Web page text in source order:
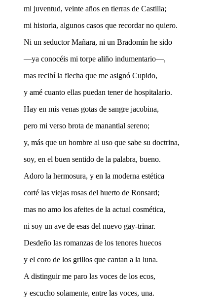
mi juventud, veinte años en tierras de Castilla;
mi historia, algunos casos que recordar no quiero.
Ni un seductor Mañara, ni un Bradomín he sido
—ya conocéis mi torpe aliño indumentario—,
mas recibí la flecha que me asignó Cupido,
y amé cuanto ellas puedan tener de hospitalario.
Hay en mis venas gotas de sangre jacobina,
pero mi verso brota de manantial sereno;
y, más que un hombre al uso que sabe su doctrina,
soy, en el buen sentido de la palabra, bueno.
Adoro la hermosura, y en la moderna estética
corté las viejas rosas del huerto de Ronsard;
mas no amo los afeites de la actual cosmética,
ni soy un ave de esas del nuevo gay-trinar.
Desdeño las romanzas de los tenores huecos
y el coro de los grillos que cantan a la luna.
A distinguir me paro las voces de los ecos,
y escucho solamente, entre las voces, una.